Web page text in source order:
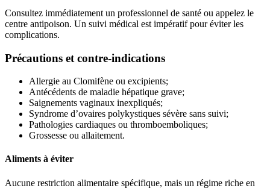
Consultez immédiatement un professionnel de santé ou appelez le
centre antipoison. Un suivi médical est impératif pour éviter les
complications.
Précautions et contre-indications
Allergie au Clomifène ou excipients;
Antécédents de maladie hépatique grave;
Saignements vaginaux inexpliqués;
Syndrome d’ovaires polykystiques sévère sans suivi;
Pathologies cardiaques ou thromboemboliques;
Grossesse ou allaitement.
Aliments à éviter
Aucune restriction alimentaire spécifique, mais un régime riche en